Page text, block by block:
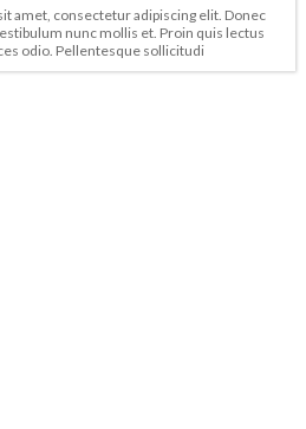
amet, consectetur adipiscing elit. Donec
nunc mollis et. Proin quis lectus
odio. Pellentesque sollicitudi